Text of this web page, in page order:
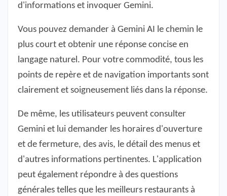
d'informations et invoquer Gemini.
Vous pouvez demander à Gemini AI le chemin le
plus court et obtenir une réponse concise en
langage naturel. Pour votre commodité, tous les
points de repère et de navigation importants sont
clairement et soigneusement liés dans la réponse.
De même, les utilisateurs peuvent consulter
Gemini et lui demander les horaires d'ouverture
et de fermeture, des avis, le détail des menus et
d'autres informations pertinentes. L'application
peut également répondre à des questions
générales telles que les meilleurs restaurants à